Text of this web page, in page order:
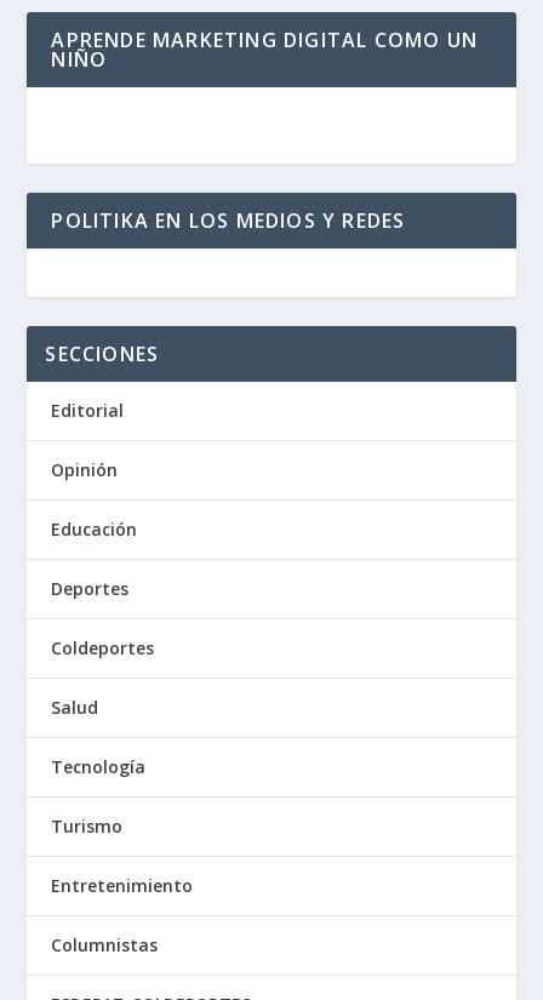
APRENDE MARKETING DIGITAL COMO UN
NIÑO
POLITIKA EN LOS MEDIOS Y REDES
SECCIONES
Editorial
Opinión
Educación
Deportes
Coldeportes
Salud
Tecnología
Turismo
Entretenimiento
Columnistas